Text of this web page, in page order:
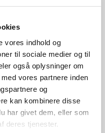
vores indhold og
til sociale medier og til
også oplysninger om
vores partnere inden
og
kan kombinere disse
har givet dem, eller som
deres tjenester.
og stor
samarbejder vi
og mest
inden for